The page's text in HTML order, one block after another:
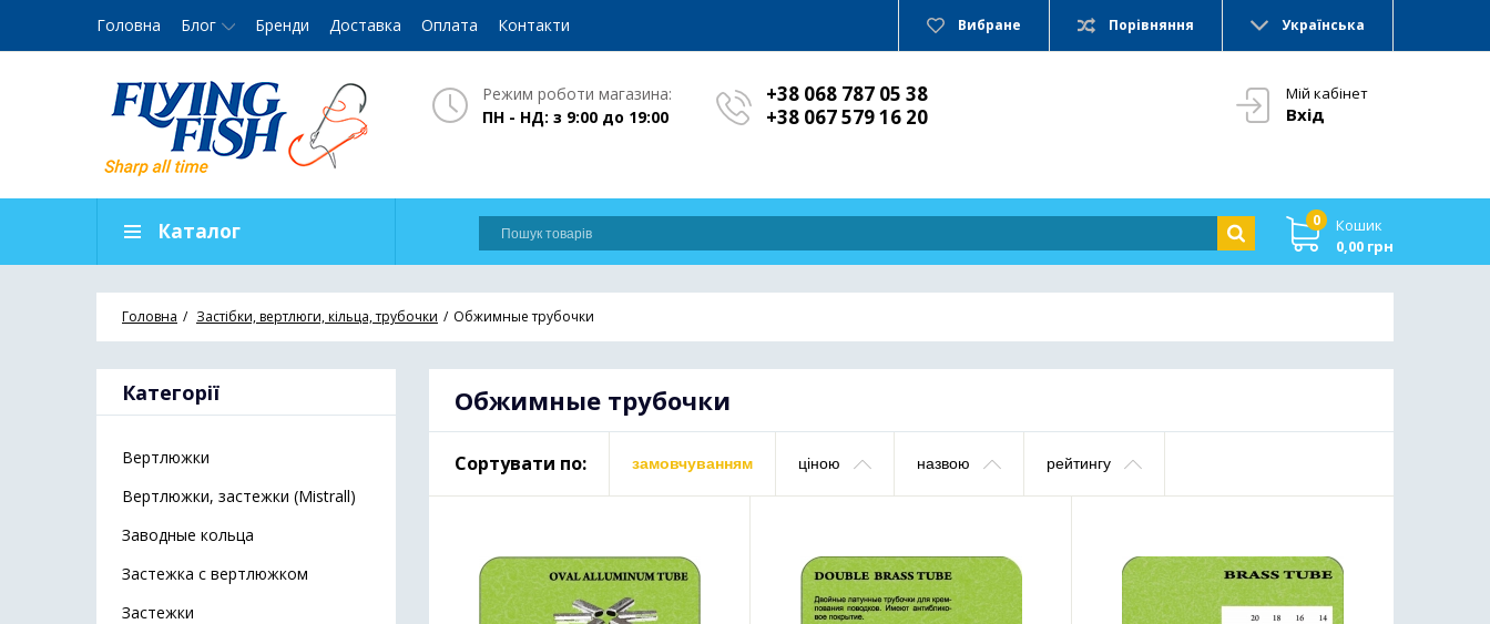
Головна Блог Бренди Доставка Оплата Контакти Вибране Порівняння Українська
Мій кабінет
Вхід
Режим роботи магазина:
ПН - НД: з 9:00 до 19:00
+38 068 787 05 38
+38 067 579 16 20
0
Кошик
0,00 грн
Каталог
Головна Застібки, вертлюги, кільца, трубочки Обжимные трубочки
Категорії
Вертлюжки
Вертлюжки, застежки (Mistrall)
Заводные кольца
Застежка с вертлюжком
Застежки
Обжимные трубочки
Сортувати по: замовчуванням ціною назвою рейтингу